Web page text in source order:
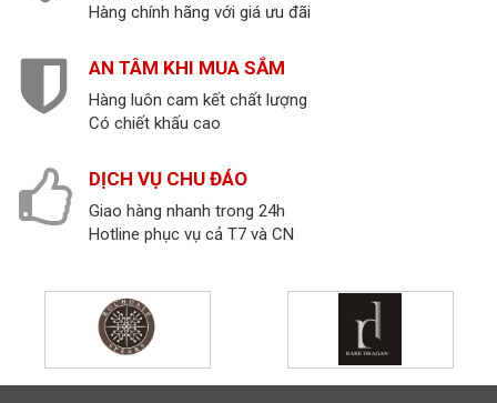
Hàng chính hãng với giá ưu đãi
AN TÂM KHI MUA SẮM
Hàng luôn cam kết chất lượng
Có chiết khấu cao
DỊCH VỤ CHU ĐÁO
Giao hàng nhanh trong 24h
Hotline phục vụ cả T7 và CN